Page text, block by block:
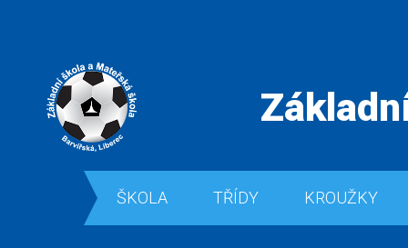
ŠKOLA TŘÍDY KROUŽKY